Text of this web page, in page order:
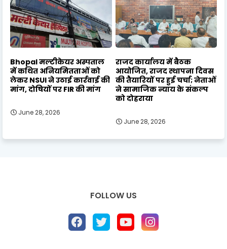
Bhopal मल्टीकेयर अस्पताल
में कथित अनियमितताओं को
लेकर NSUI ने उठाई कार्रवाई की
मांग, दोषियों पर FIR की मांग
June 28, 2026
राजद कार्यालय में बैठक
आयोजित, राजद स्थापना दिवस
की तैयारियों पर हुई चर्चा; नेताओं
ने सामाजिक न्याय के संकल्प
को दोहराया
June 28, 2026
FOLLOW US